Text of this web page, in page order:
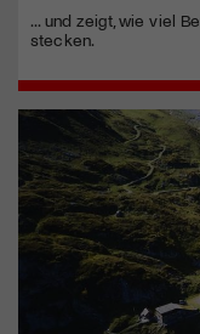
... und zeigt, wie viel
stecken.